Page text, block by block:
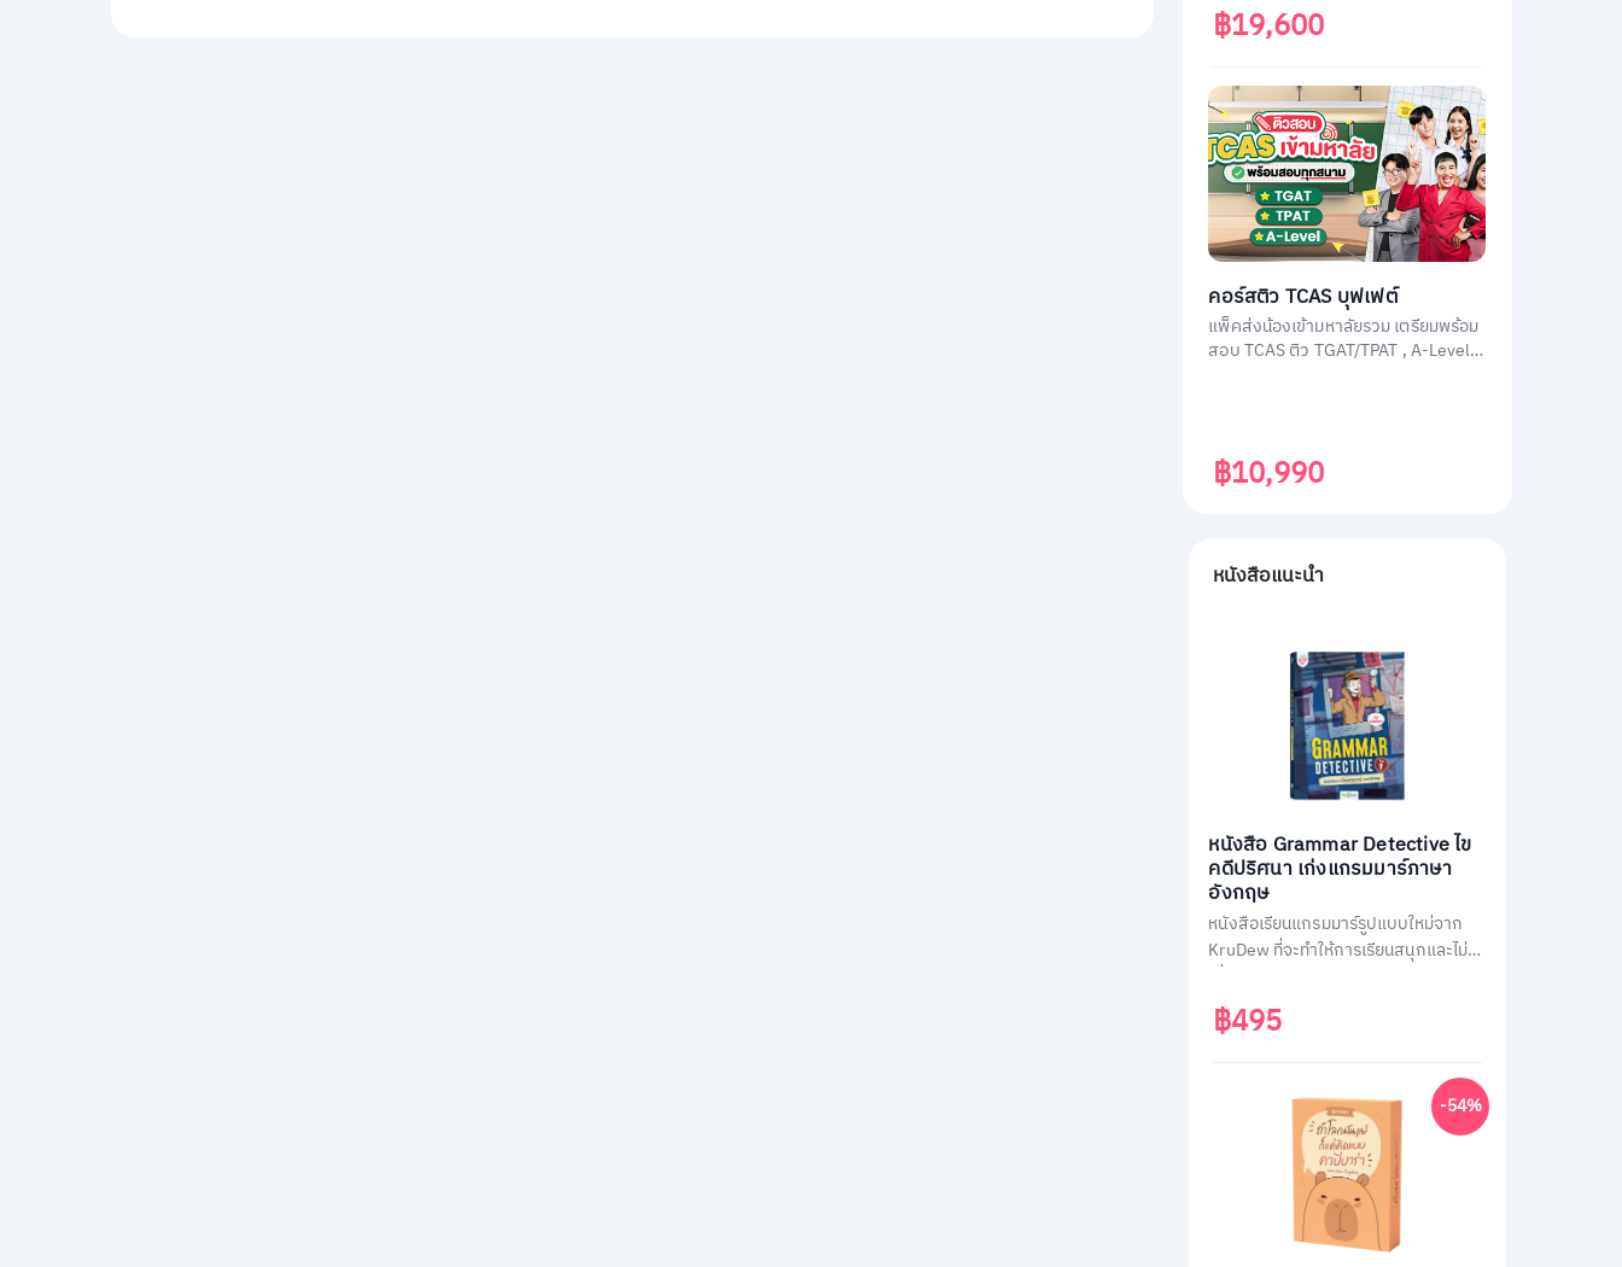
฿19,600
คอร์สติว TCAS บุฟเฟต์
แพ็คส่งน้องเข้ามหาลัยรวม เตรียมพร้อม
สอบ TCAS ติว TGAT/TPAT , A-Level
฿10,990
หนังสือแนะนำ
หนังสือ Grammar Detective ไข
คดีปริศนา เก่งแกรมมาร์ภาษา
อังกฤษ
หนังสือเรียนแกรมมาร์รูปแบบใหม่จาก
KruDew ที่จะทำให้การเรียนสนุกและไม่น่า
สวมบทนักสืบ ไขคดีปริศนาไปพร้อมกับ
การเรียนรู้หลักแกรมมาร์ที่ครอบคลุม
ฝึกหัดทบทวนความเข้าใจมากกว่า 400
฿495
-54%